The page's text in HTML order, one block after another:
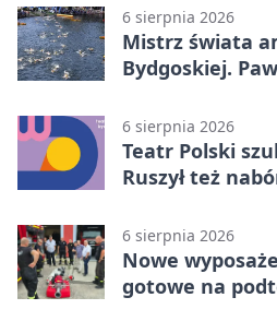
6 sierpnia 2026
Mistrz świata
Bydgoskiej.
6 sierpnia 2026
Teatr Polski
Ruszył też
6 sierpnia 2026
Nowe
gotowe na